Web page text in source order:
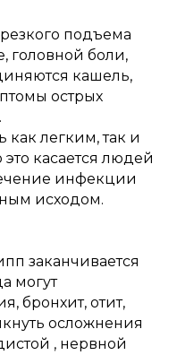
подъема
головной боли,
кашель,
острых
как легким, так и
касается людей
инфекции
исходом.
заканчивается
могут
бронхит, отит,
осложнения
, нервной